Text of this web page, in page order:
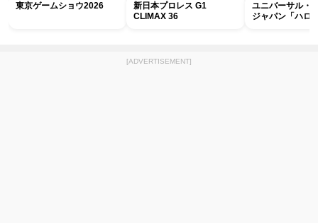
東京ゲームショウ2026
新日本プロレス G1
CLIMAX 36
ユニバーサル・
ジャパン「ハロ
[ADVERTISEMENT]